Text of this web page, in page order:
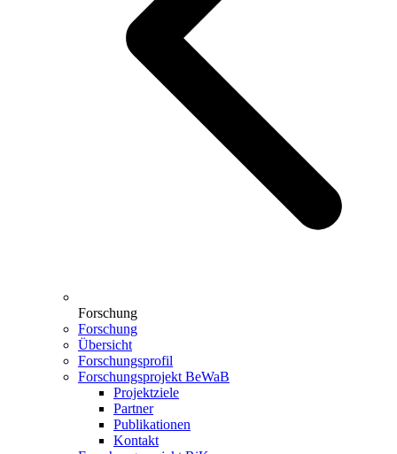
Forschung
Forschung
Übersicht
Forschungsprofil
Forschungsprojekt BeWaB
Projektziele
Partner
Publikationen
Kontakt